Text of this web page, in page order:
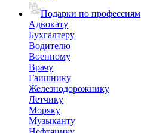
Подарки по профессиям
Адвокату
Бухгалтеру
Водителю
Военному
Врачу
Гаишнику
Железнодорожнику
Летчику
Моряку
Музыканту